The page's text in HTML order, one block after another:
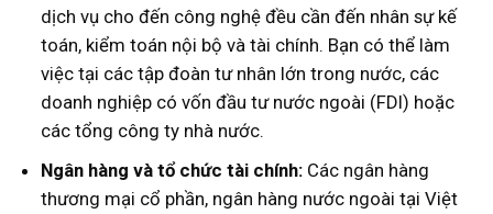
dịch vụ cho đến công nghệ đều cần đến nhân sự kế
toán, kiểm toán nội bộ và tài chính. Bạn có thể làm
việc tại các tập đoàn tư nhân lớn trong nước, các
doanh nghiệp có vốn đầu tư nước ngoài (FDI) hoặc
các tổng công ty nhà nước.
Ngân hàng và tổ chức tài chính:Các ngân hàng
thương mại cổ phần, ngân hàng nước ngoài tại Việt